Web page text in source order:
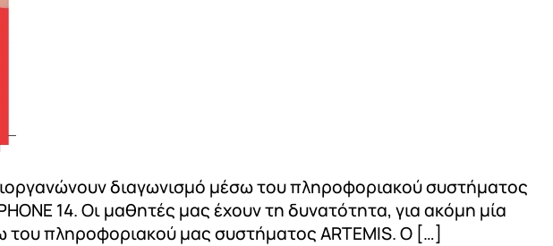
διαγωνισμό μέσω του πληροφοριακού συστήματος
14. Οι μαθητές μας έχουν τη δυνατότητα, για ακόμη μία
πληροφοριακού μας συστήματος ARTEMIS. Ο […]